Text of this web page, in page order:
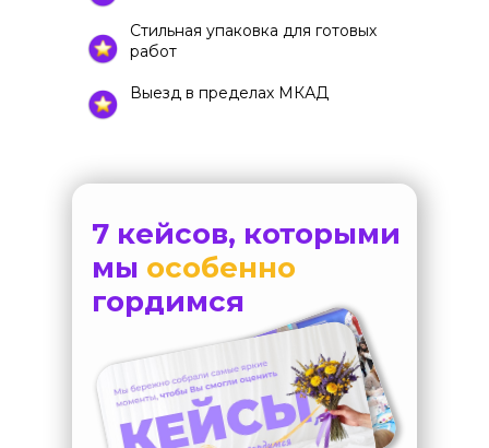
Стильная упаковка для готовых
работ
Выезд в пределах МКАД
7 кейсов, которыми
мы особенно
гордимся